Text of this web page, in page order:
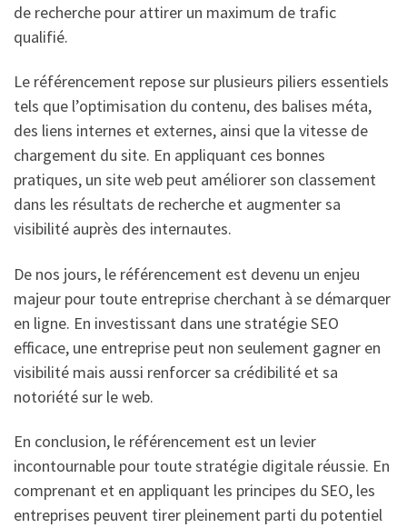
de recherche pour attirer un maximum de trafic
qualifié.
Le référencement repose sur plusieurs piliers essentiels
tels que l’optimisation du contenu, des balises méta,
des liens internes et externes, ainsi que la vitesse de
chargement du site. En appliquant ces bonnes
pratiques, un site web peut améliorer son classement
dans les résultats de recherche et augmenter sa
visibilité auprès des internautes.
De nos jours, le référencement est devenu un enjeu
majeur pour toute entreprise cherchant à se démarquer
en ligne. En investissant dans une stratégie SEO
efficace, une entreprise peut non seulement gagner en
visibilité mais aussi renforcer sa crédibilité et sa
notoriété sur le web.
En conclusion, le référencement est un levier
incontournable pour toute stratégie digitale réussie. En
comprenant et en appliquant les principes du SEO, les
entreprises peuvent tirer pleinement parti du potentiel